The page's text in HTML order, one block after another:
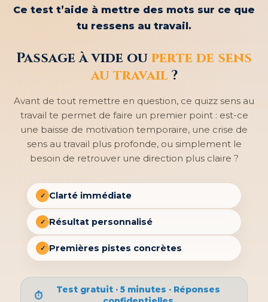
Ce test t’aide à mettre des mots sur ce que
tu ressens au travail.
Passage à vide ouperte de sens
au travail?
Avant de tout remettre en question, ce quizz sens au
travail te permet de faire un premier point : est-ce
une baisse de motivation temporaire, une crise de
sens au travail plus profonde, ou simplement le
besoin de retrouver une direction plus claire ?
✓ Clarté immédiate
✓ Résultat personnalisé
✓ Premières pistes concrètes
⏱
Test gratuit · 5 minutes · Réponses